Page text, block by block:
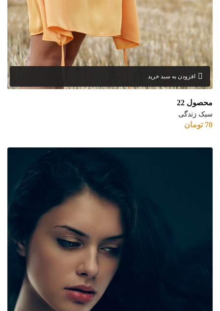
افزودن به سبد خرید
محصول 22
سبک زندگی
70 تومان